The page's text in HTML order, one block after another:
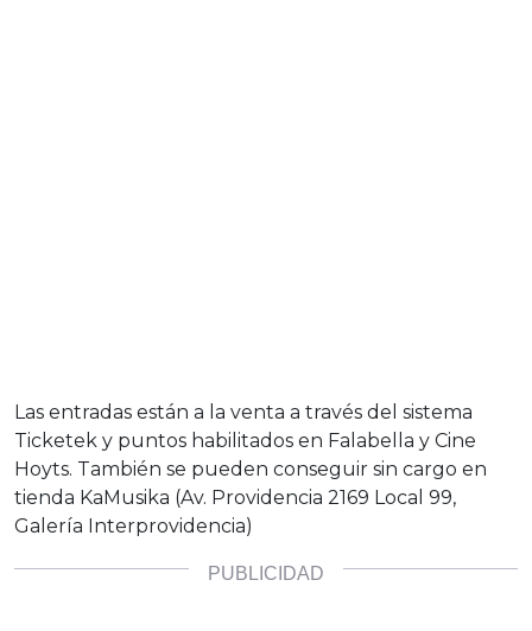
Las entradas están a la venta a través del sistema
Ticketek y puntos habilitados en Falabella y Cine
Hoyts. También se pueden conseguir sin cargo en
tienda KaMusika (Av. Providencia 2169 Local 99,
Galería Interprovidencia)